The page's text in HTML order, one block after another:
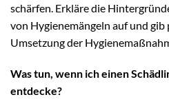
schärfen. Erkläre die
von Hygienemängeln auf und
Umsetzung der
Was tun, wenn ich einen
entdecke?